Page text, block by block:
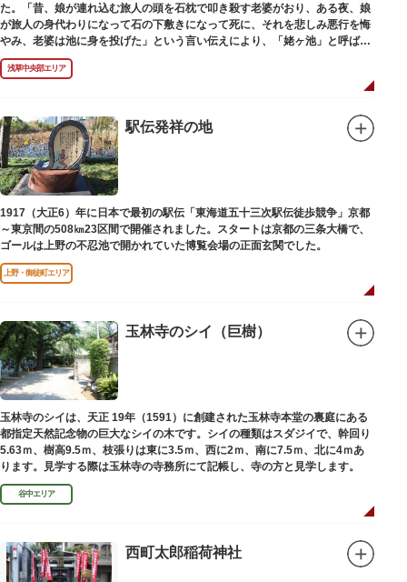
た。「昔、娘が連れ込む旅人の頭を石枕で叩き殺す老婆がおり、ある夜、娘
が旅人の身代わりになって石の下敷きになって死に、それを悲しみ悪行を悔
やみ、老婆は池に身を投げた」という言い伝えにより、「姥ヶ池」と呼ばれ
ていました。その碑は花川戸公園内にあります。
浅草中央部エリア
駅伝発祥の地
1917（大正6）年に日本で最初の駅伝「東海道五十三次駅伝徒歩競争」京都
～東京間の508㎞23区間で開催されました。スタートは京都の三条大橋で、
ゴールは上野の不忍池で開かれていた博覧会場の正面玄関でした。
上野・御徒町エリア
玉林寺のシイ（巨樹）
玉林寺のシイは、天正 19年（1591）に創建された玉林寺本堂の裏庭にある
都指定天然記念物の巨大なシイの木です。シイの種類はスダジイで、幹回り
5.63ｍ、樹高9.5ｍ、枝張りは東に3.5ｍ、西に2ｍ、南に7.5ｍ、北に4ｍあ
ります。見学する際は玉林寺の寺務所にて記帳し、寺の方と見学します。
谷中エリア
西町太郎稲荷神社